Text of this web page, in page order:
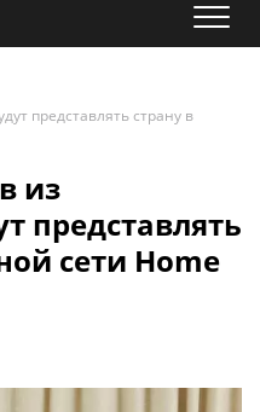
представлять страну в
из
представлять
сети Home